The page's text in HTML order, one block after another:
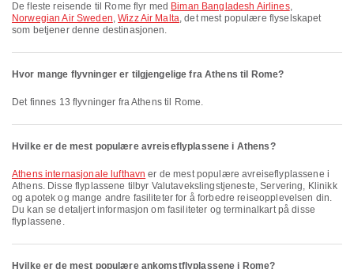
De fleste reisende til Rome flyr med Biman Bangladesh Airlines,
Norwegian Air Sweden,Wizz Air Malta, det mest populære flyselskapet
som betjener denne destinasjonen.
Hvor mange flyvninger er tilgjengelige fra Athens til Rome?
Det finnes 13 flyvninger fra Athens til Rome.
Hvilke er de mest populære avreiseflyplassene i Athens?
Athens internasjonale lufthavn er de mest populære avreiseflyplassene i
Athens. Disse flyplassene tilbyr Valutavekslingstjeneste, Servering, Klinikk
og apotek og mange andre fasiliteter for å forbedre reiseopplevelsen din.
Du kan se detaljert informasjon om fasiliteter og terminalkart på disse
flyplassene.
Hvilke er de mest populære ankomstflyplassene i Rome?